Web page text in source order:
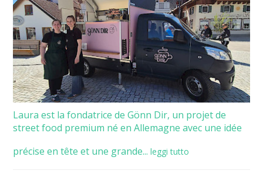
Laura est la fondatrice de Gönn Dir, un projet de
street food premium né en Allemagne avec une idée
précise en tête et une grande... leggi tutto